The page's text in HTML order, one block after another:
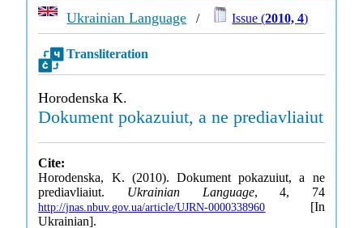
Ukrainian Language / Issue (2010, 4)
Transliteration
Horodenska K.
Dokument pokazuiut, a ne prediavliaiut
Cite:
Horodenska, K. (2010). Dokument pokazuiut, a ne
prediavliaiut. Ukrainian Language, 4, 74
http://jnas.nbuv.gov.ua/article/UJRN-0000338960 [In
Ukrainian].